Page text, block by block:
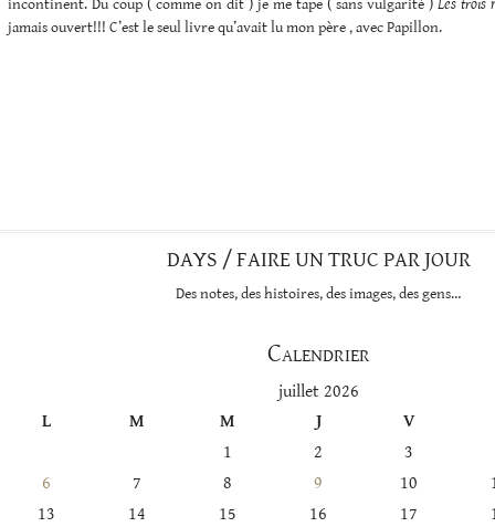
incontinent. Du coup ( comme on dit ) je me tape ( sans vulgarité ) Les trois
jamais ouvert!!! C’est le seul livre qu’avait lu mon père , avec Papillon.
DAYS / FAIRE UN TRUC PAR JOUR
Des notes, des histoires, des images, des gens…
Calendrier
juillet 2026
L
M M J
V
1
2
3
6
7 8 9 10
13
14 15 16 17